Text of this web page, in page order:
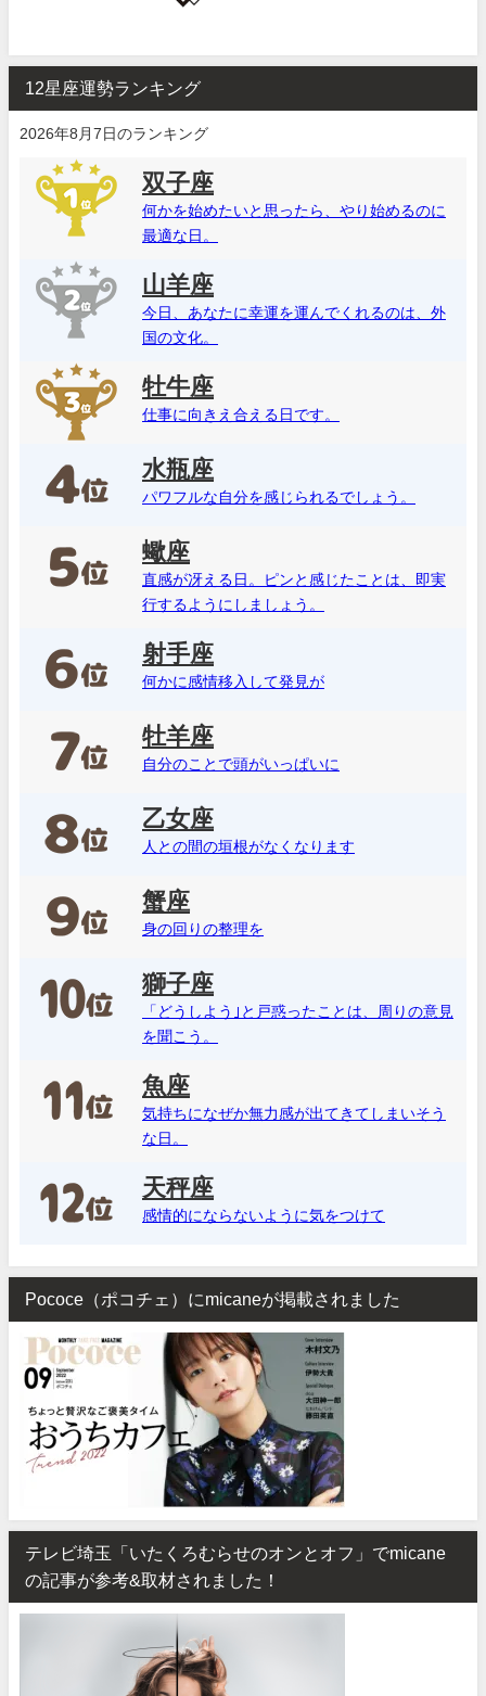
12星座運勢ランキング
2026年8月7日のランキング
双子座
何かを始めたいと思ったら、やり始めるのに
最適な日。
山羊座
今日、あなたに幸運を運んでくれるのは、外
国の文化。
牡牛座
仕事に向きえ合える日です。
水瓶座
パワフルな自分を感じられるでしょう。
蠍座
直感が冴える日。ピンと感じたことは、即実
行するようにしましょう。
射手座
何かに感情移入して発見が
牡羊座
自分のことで頭がいっぱいに
乙女座
人との間の垣根がなくなります
蟹座
身の回りの整理を
獅子座
「どうしよう｣と戸惑ったことは、周りの意見
を聞こう。
魚座
気持ちになぜか無力感が出てきてしまいそう
な日。
天秤座
感情的にならないように気をつけて
Pococe（ポコチェ）にmicaneが掲載されました
テレビ埼玉「いたくろむらせのオンとオフ」でmicane
の記事が参考&取材されました！